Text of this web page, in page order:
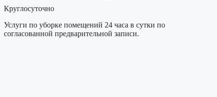
Круглосуточно
Услуги по уборке помещений 24 часа в сутки по
согласованной предварительной записи.